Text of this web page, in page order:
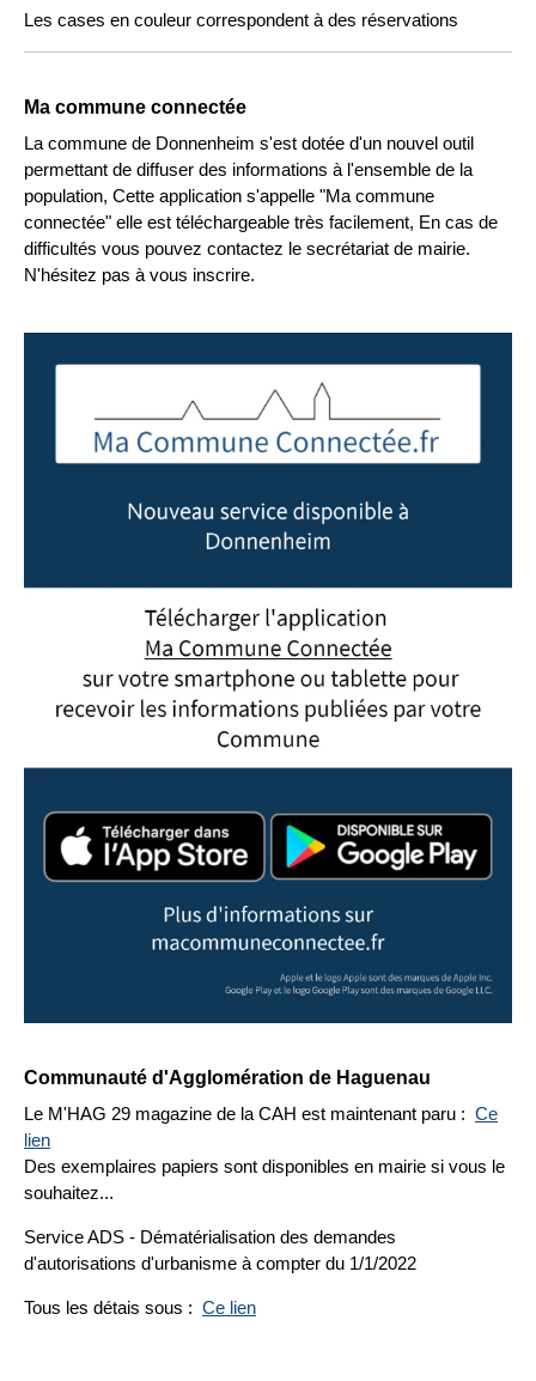
Les cases en couleur correspondent à des réservations
Ma commune connectée
La commune de Donnenheim s'est dotée d'un nouvel outil
permettant de diffuser des informations à l'ensemble de la
population, Cette application s'appelle "Ma commune
connectée" elle est téléchargeable très facilement, En cas de
difficultés vous pouvez contactez le secrétariat de mairie.
N'hésitez pas à vous inscrire.
Communauté d'Agglomération de Haguenau
Le M'HAG 29 magazine de la CAH est maintenant paru : Ce
lien
Des exemplaires papiers sont disponibles en mairie si vous le
souhaitez...
Service ADS - Dématérialisation des demandes
d'autorisations d'urbanisme à compter du 1/1/2022
Tous les détais sous : Ce lien